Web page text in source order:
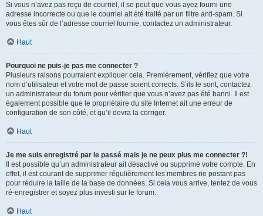
Si vous n’avez pas reçu de courriel, il se peut que vous ayez fourni une
adresse incorrecte ou que le courriel ait été traité par un filtre anti-spam. Si
vous êtes sûr de l’adresse courriel fournie, contactez un administrateur.
Haut
Pourquoi ne puis-je pas me connecter ?
Plusieurs raisons pourraient expliquer cela. Premièrement, vérifiez que votre
nom d’utilisateur et votre mot de passe soient corrects. S’ils le sont, contactez
un administrateur du forum pour vérifier que vous n’avez pas été banni. Il est
également possible que le propriétaire du site Internet ait une erreur de
configuration de son côté, et qu’il devra la corriger.
Haut
Je me suis enregistré par le passé mais je ne peux plus me connecter ?!
Il est possible qu’un administrateur ait désactivé ou supprimé votre compte. En
effet, il est courant de supprimer régulièrement les membres ne postant pas
pour réduire la taille de la base de données. Si cela vous arrive, tentez de vous
ré-enregistrer et soyez plus investi sur le forum.
Haut